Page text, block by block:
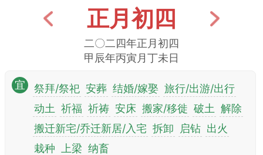
正月初四
二〇二四年正月初四
甲辰年丙寅月丁未日
宜 祭拜/祭祀 安葬 结婚/嫁娶 旅行/出游/出行
动土 祈福 祈祷 安床 搬家/移徙 破土 解除
搬迁新宅/乔迁新居/入宅 拆卸 启钻 出火
栽种
上梁 纳畜